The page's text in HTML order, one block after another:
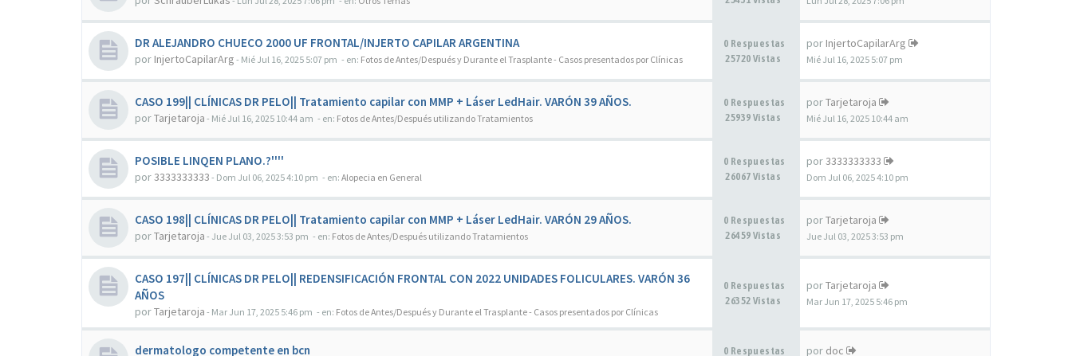
DR ALEJANDRO CHUECO 2000 UF FRONTAL/INJERTO CAPILAR ARGENTINA
por InjertoCapilarArg - Mié Jul 16, 2025 5:07 pm - en: Fotos de Antes/Después y Durante el Trasplante - Casos presentados por Clínicas
0 Respuestas
25720 Vistas
por InjertoCapilarArg
Mié Jul 16, 2025 5:07 pm
CASO 199|| CLÍNICAS DR PELO|| Tratamiento capilar con MMP + Láser LedHair. VARÓN 39 AÑOS.
porTarjetaroja - Mié Jul 16, 2025 10:44 am - en: Fotos de Antes/Después utilizando Tratamientos
0 Respuestas
25939 Vistas
porTarjetaroja
Mié Jul 16, 2025 10:44 am
POSIBLE LINQEN PLANO.?''''
por3333333333 - Dom Jul 06, 2025 4:10 pm - en: Alopecia en General
0 Respuestas
26067 Vistas
por3333333333
Dom Jul 06, 2025 4:10 pm
CASO 198|| CLÍNICAS DR PELO|| Tratamiento capilar con MMP + Láser LedHair. VARÓN 29 AÑOS.
porTarjetaroja - Jue Jul 03, 2025 3:53 pm - en: Fotos de Antes/Después utilizando Tratamientos
0 Respuestas
26459 Vistas
porTarjetaroja
Jue Jul 03, 2025 3:53 pm
CASO 197|| CLÍNICAS DR PELO|| REDENSIFICACIÓN FRONTAL CON 2022 UNIDADES FOLICULARES. VARÓN 36
AÑOS
porTarjetaroja - Mar Jun 17, 2025 5:46 pm - en: Fotos de Antes/Después y Durante el Trasplante - Casos presentados por Clínicas
0 Respuestas
26352 Vistas
porTarjetaroja
Mar Jun 17, 2025 5:46 pm
dermatologo competente en bcn 0 Respuestas por doc